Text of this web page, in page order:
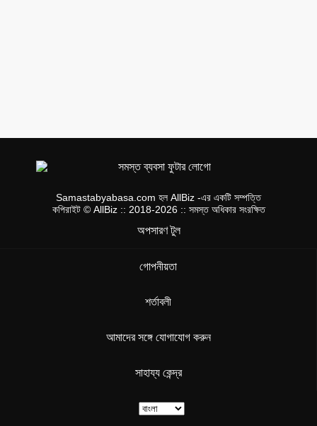
Samastabyabasa.com হল AllBiz -এর একটি সম্পত্তি
কপিরাইট © AllBiz :: 2018-2026 :: সমস্ত অধিকার সংরক্ষিত
অপসারণ টুল
গোপনীয়তা
শর্তাবলী
আমাদের সঙ্গে যোগাযোগ করুন
সাহায্য কেন্দ্র